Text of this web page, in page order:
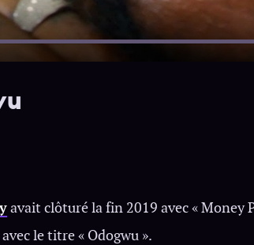
avait clôturé la fin 2019 avec « Money
le titre « Odogwu ».